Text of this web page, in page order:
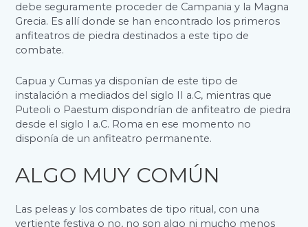
debe seguramente proceder de Campania y la Magna
Grecia. Es allí donde se han encontrado los primeros
anfiteatros de piedra destinados a este tipo de
combate.
Capua y Cumas ya disponían de este tipo de
instalación a mediados del siglo II a.C, mientras que
Puteoli o Paestum dispondrían de anfiteatro de piedra
desde el siglo I a.C. Roma en ese momento no
disponía de un anfiteatro permanente.
ALGO MUY COMÚN
Las peleas y los combates de tipo ritual, con una
vertiente festiva o no, no son algo ni mucho menos